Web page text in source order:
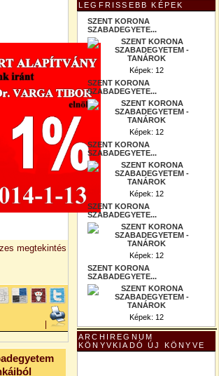
megtekintés
LEGFRISSEBB KÉPEK
SZENT KORONA
SZABADEGYETE...
Képek: 12
SZENT KORONA
SZABADEGYETE...
Képek: 12
SZENT KORONA
SZABADEGYETE...
Képek: 12
SZENT KORONA
SZABADEGYETE...
Képek: 12
SZENT KORONA
SZABADEGYETE...
Képek: 12
ARCHIREGNUM
KÖNYVKIADÓ ÚJ KÖNYVE